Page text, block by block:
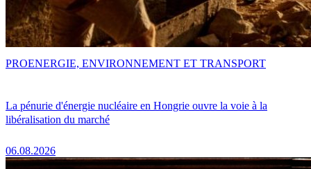
La pénurie d'énergie nucléaire en Hongrie ouvre la voie à la
libéralisation du marché
06.08.2026
PROENERGIE, ENVIRONNEMENT ET TRANSPORT